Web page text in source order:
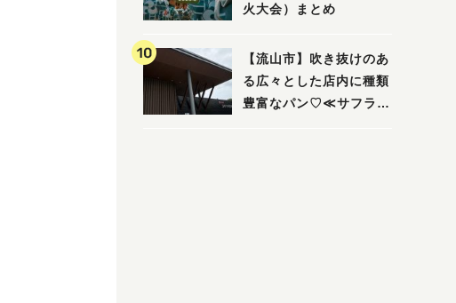
火大会）まとめ
【流山市】吹き抜けのあ
る広々とした店内に種類
豊富なパン♡≪サフラン